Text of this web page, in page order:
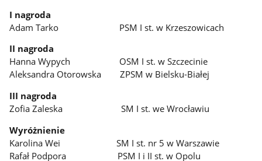
I nagroda
Adam Tarko PSM I st. w Krzeszowicach
II nagroda
Hanna Wypych OSM I st. w Szczecinie
Aleksandra Otorowska ZPSM w Bielsku-Białej
III nagroda
Zofia Zaleska SM I st. we Wrocławiu
Wyróżnienie
Karolina Wei SM I st. nr 5 w Warszawie
Rafał Podpora PSM I i II st. w Opolu